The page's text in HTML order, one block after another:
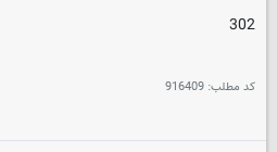
302
کد مطلب: 916409